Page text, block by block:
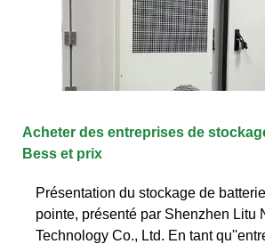
Acheter des entreprises de
Bess et prix
Présentation du stockage de
pointe, présenté par Shenzhen Litu
Technology Co., Ltd. En tant